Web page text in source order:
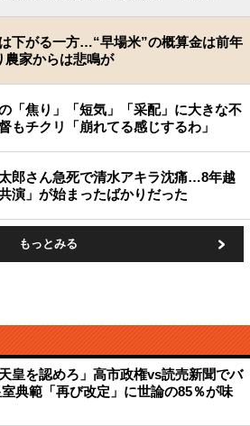
下がる一方…“早場米”の概算金は前年
農家からは悲鳴が
「焦り」「短気」「采配」に大きな不
もチクリ「崩れてる感じするわ」
郎さん急死で清水アキラ沈痛…8年越
演」が始まったばかりだった
もっとみる
天皇を認めろ」高市政権vs読売新聞でバ
室典範「再び改定」に世論の85％が味